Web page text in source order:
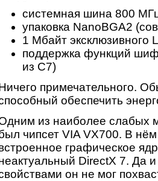
системная шина 800
упаковка NanoBGA2
1 Мбайт эксклюзивного
поддержка функций
из C7)
примечательного.
обеспечить
из наиболее слабых
чипсет VIA VX700. В
графическое
DirectX 7. Да
он не мог